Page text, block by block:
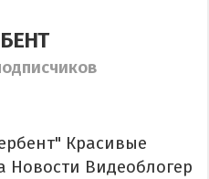
Красивые
Новости Видеоблогер